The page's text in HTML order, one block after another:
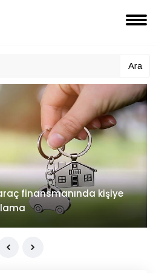
Ara
başlıyor